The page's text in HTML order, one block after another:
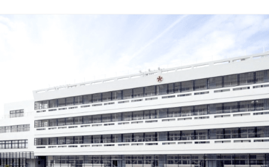
武蔵野短期大学
武蔵野短期大学
附属幼稚園・保育園